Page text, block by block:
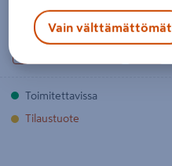
Lue lisää
Toimitettavissa
Tilaustuote
Vain välttämättömät